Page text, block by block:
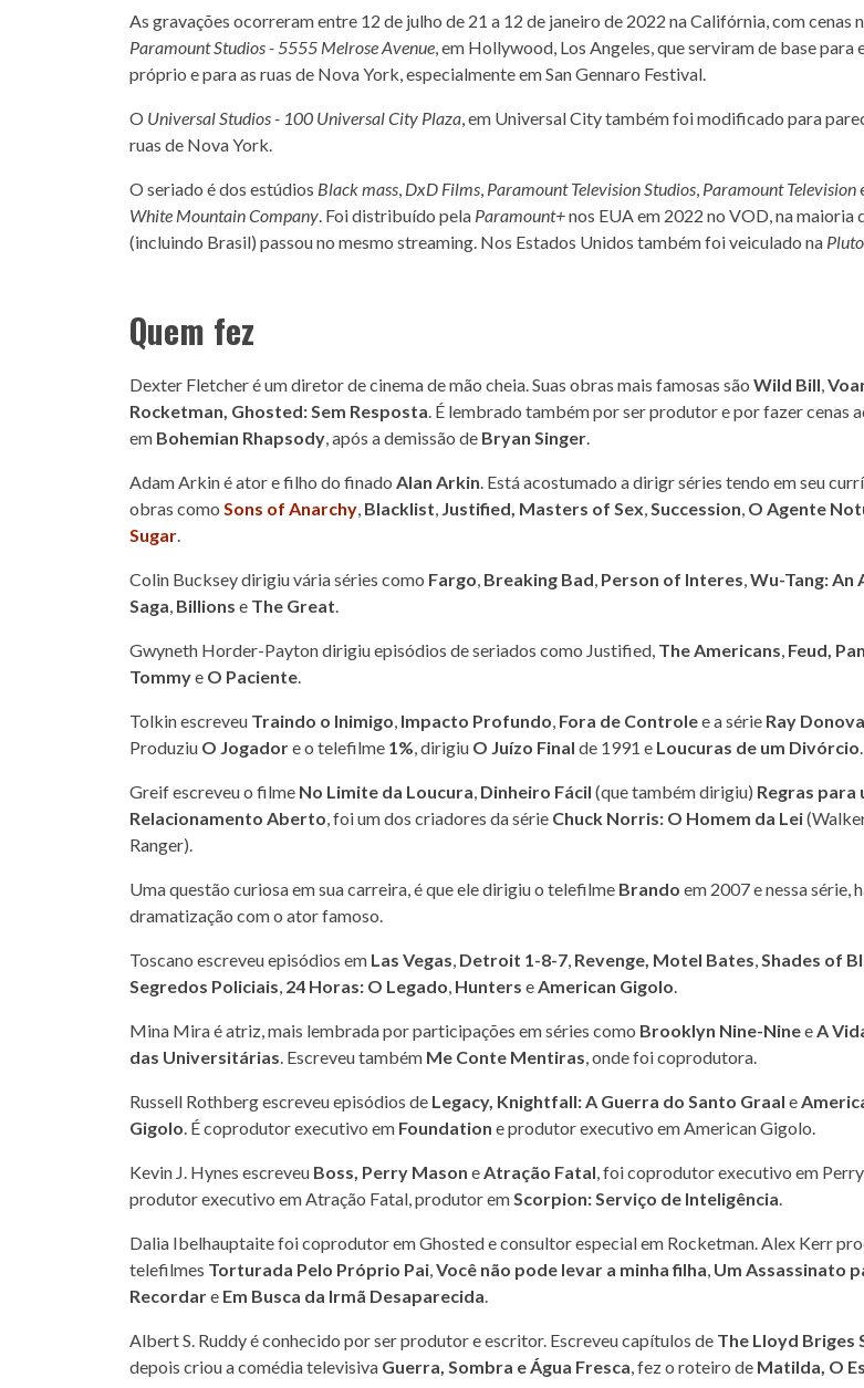
As gravações ocorreram entre 12 de julho de 21 a 12 de janeiro de 2022 na Califórnia, com cenas
Paramount Studios - 5555 Melrose Avenue, em Hollywood, Los Angeles, que serviram de base para
próprio e para as ruas de Nova York, especialmente em San Gennaro Festival.
O Universal Studios - 100 Universal City Plaza, em Universal City também foi modificado para
ruas de Nova York.
O seriado é dos estúdios Black mass, DxD Films, Paramount Television Studios, Paramount Television
White Mountain Company. Foi distribuído pela Paramount+nos EUA em 2022 no VOD, na maioria
(incluindo Brasil) passou no mesmo streaming. Nos Estados Unidos também foi veiculado na
Quem fez
Dexter Fletcher é um diretor de cinema de mão cheia. Suas obras mais famosas são Wild Bill,
Rocketman, Ghosted: Sem Resposta. É lembrado também por ser produtor e por fazer cenas
em Bohemian Rhapsody, após a demissão de Bryan Singer.
Adam Arkin é ator e filho do finado Alan Arkin. Está acostumado a dirigr séries tendo em seu
obras como Sons of Anarchy, Blacklist, Justified, Masters of Sex,Succession, O Agente
Sugar.
Colin Bucksey dirigiu vária séries como Fargo, Breaking Bad, Person of Interes,Wu-Tang: An
Saga, Billions e The Great.
Gwyneth Horder-Payton dirigiu episódios de seriados como Justified, The Americans, Feud,
Tommye O Paciente.
Tolkin escreveu Traindo o Inimigo, Impacto Profundo, Fora de Controlee a série Ray
Produziu O Jogadore o telefilme 1%, dirigiu O Juízo Final de 1991 e Loucuras de um Divórcio.
Greif escreveu o filme No Limite da Loucura, Dinheiro Fácil (que também dirigiu) Regras para
Relacionamento Aberto, foi um dos criadores da série Chuck Norris: O Homem da Lei
Ranger).
Uma questão curiosa em sua carreira, é que ele dirigiu o telefilme Brando em 2007 e nessa série,
dramatização com o ator famoso.
Toscano escreveu episódios em Las Vegas, Detroit 1-8-7, Revenge, Motel Bates,Shades of
Segredos Policiais, 24 Horas: O Legado, Hunters eAmerican Gigolo.
Mina Mira é atriz, mais lembrada por participações em séries como Brooklyn Nine-NineeA
das Universitárias. Escreveu também Me Conte Mentiras, onde foi coprodutora.
Russell Rothberg escreveu episódios de Legacy, Knightfall: A Guerra do Santo Graal e
Gigolo. É coprodutor executivo em Foundation e produtor executivo em American Gigolo.
Kevin J. Hynes escreveu Boss, Perry Mason eAtração Fatal, foi coprodutor executivo em
produtor executivo em Atração Fatal, produtor emScorpion: Serviço de Inteligência.
Dalia Ibelhauptaite foi coprodutor em Ghosted e consultor especial em Rocketman. Alex Kerr
telefilmes Torturada Pelo Próprio Pai,Você não pode levar a minha filha, Um Assassinato
Recordare Em Busca da Irmã Desaparecida.
Albert S. Ruddy é conhecido por ser produtor e escritor. Escreveu capítulos de The Lloyd Briges
depois criou a comédia televisiva Guerra, Sombra e Água Fresca, fez o roteiro de Matilda, O